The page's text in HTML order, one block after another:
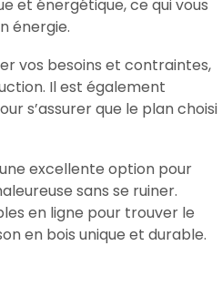
et énergétique, ce qui vous
énergie.
vos besoins et contraintes,
Il est également
s’assurer que le plan choisi
excellente option pour
sans se ruiner.
en ligne pour trouver le
en bois unique et durable.